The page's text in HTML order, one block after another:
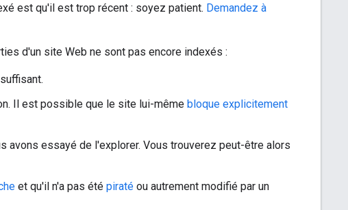
est qu'il est trop récent : soyez patient. Demandez à
d'un site Web ne sont pas encore indexés :
Il est possible que le site lui-même bloque explicitement
avons essayé de l'explorer. Vous trouverez peut-être alors
et qu'il n'a pas été piraté ou autrement modifié par un